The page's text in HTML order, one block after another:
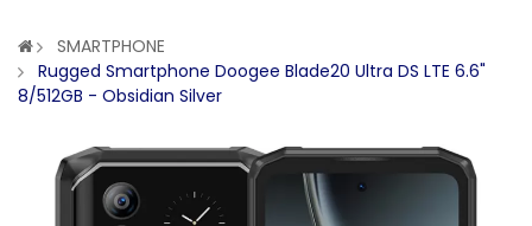
SMARTPHONE
Rugged Smartphone Doogee Blade20 Ultra DS LTE 6.6"
8/512GB - Obsidian Silver